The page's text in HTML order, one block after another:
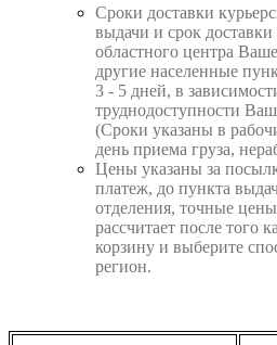
Cроки доставки
выдачи и срок
областного центра
другие населенные
3 - 5 дней, в
труднодоступности
(Сроки указаны в
день приема груза,
Цены указаны за
платеж, до пункта
отделения, точные
рассчитает после того
корзину и выберите
регион.